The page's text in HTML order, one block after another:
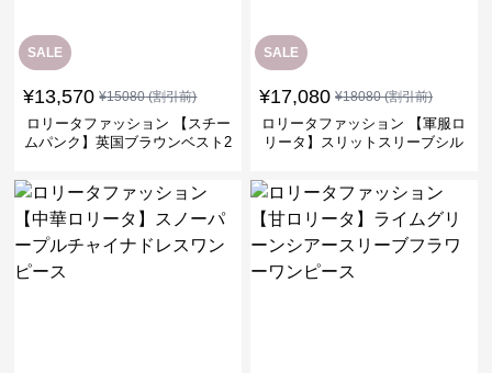
SALE
¥13,570 ¥15080(割引前)
ロリータファッション 【スチー
ムパンク】英国ブラウンベスト2
SALE
¥17,080 ¥18080(割引前)
ロリータファッション 【軍服ロ
リータ】スリットスリーブシル